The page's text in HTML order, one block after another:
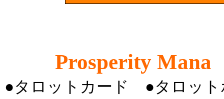
Prosperity Mana
●タロットカード ●タロッ